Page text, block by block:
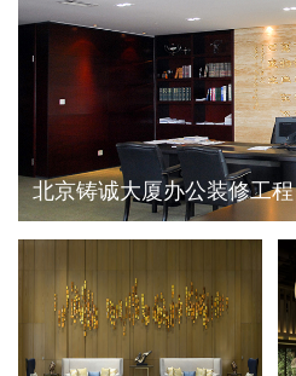
北京铸诚大厦办公装修工程